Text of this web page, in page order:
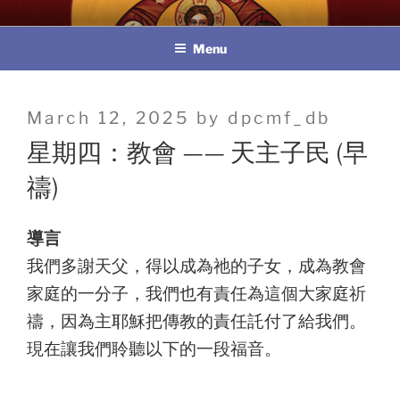
to
教區婚姻與家庭牧民委員會
Menu
Posted
on
March 12, 2025 by dpcmf_db
星期四：教會 —— 天主子民 (早
禱)
導言
我們多謝天父，得以成為祂的子女，成為教會
家庭的一分子，我們也有責任為這個大家庭祈
禱，因為主耶穌把傳教的責任託付了給我們。
現在讓我們聆聽以下的一段福音。